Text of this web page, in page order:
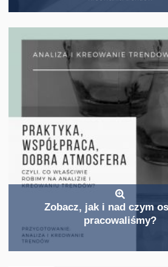
Zobacz, jak i nad czym
pracowaliśmy?